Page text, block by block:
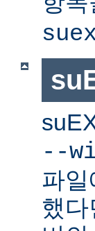
--
파
했